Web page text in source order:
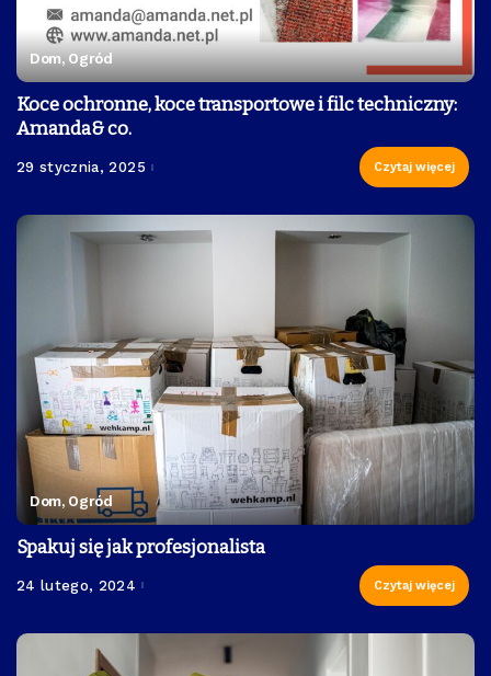
Dom, Ogród
Koce ochronne, koce transportowe i filc techniczny:
Amanda& co.
29 stycznia, 2025 Czytaj więcej
Dom, Ogród
Spakuj się jak profesjonalista
24 lutego, 2024 Czytaj więcej